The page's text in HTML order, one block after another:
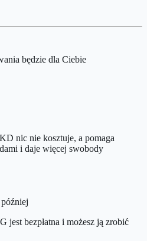
będzie dla Ciebie
nic nie kosztuje, a pomaga
i daje więcej swobody
bezpłatna i możesz ją zrobić